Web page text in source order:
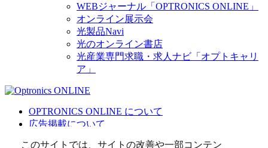
このサイトでは、サイトの改善や一部コンテン
WEBジャーナル「OPTRONICS ONLINE」
オンライン展示会
光製品Navi
光のオンライン書店
光産業専門求職・求人ナビ「オプトキャリ
ア」
OPTRONICS ONLINE について
広告掲載について